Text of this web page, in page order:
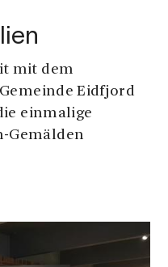
mit dem
Eidfjord
einmalige
Gemälden